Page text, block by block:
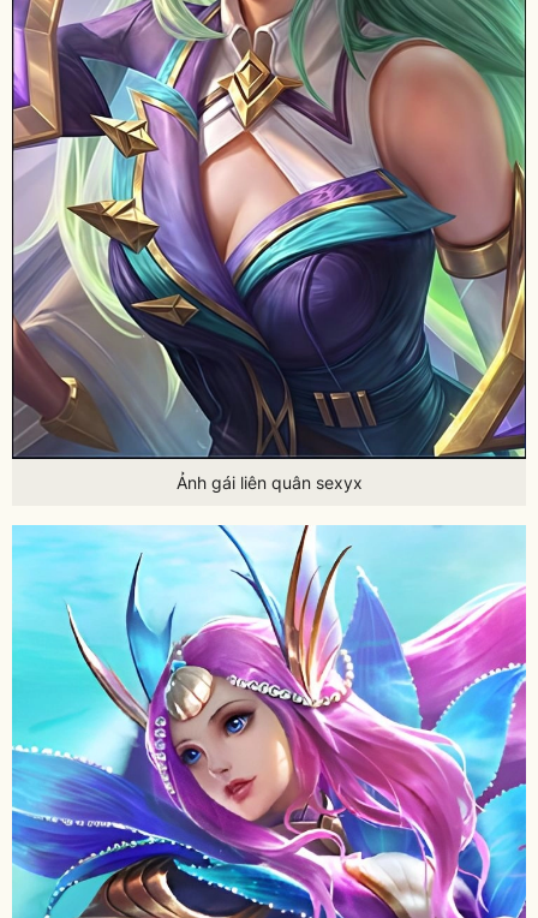
Ảnh gái liên quân sexyx